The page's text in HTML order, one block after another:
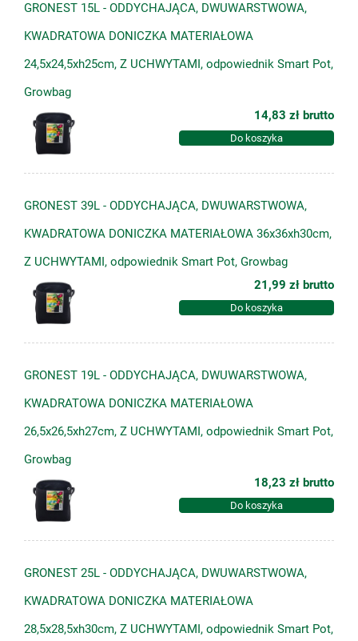
GRONEST 15L - ODDYCHAJĄCA, DWUWARSTWOWA,
KWADRATOWA DONICZKA MATERIAŁOWA
24,5x24,5xh25cm, Z UCHWYTAMI, odpowiednik Smart Pot,
Growbag
14,83 zł brutto
Do koszyka
GRONEST 39L - ODDYCHAJĄCA, DWUWARSTWOWA,
KWADRATOWA DONICZKA MATERIAŁOWA 36x36xh30cm,
Z UCHWYTAMI, odpowiednik Smart Pot, Growbag
21,99 zł brutto
Do koszyka
GRONEST 19L - ODDYCHAJĄCA, DWUWARSTWOWA,
KWADRATOWA DONICZKA MATERIAŁOWA
26,5x26,5xh27cm, Z UCHWYTAMI, odpowiednik Smart Pot,
Growbag
18,23 zł brutto
Do koszyka
GRONEST 25L - ODDYCHAJĄCA, DWUWARSTWOWA,
KWADRATOWA DONICZKA MATERIAŁOWA
28,5x28,5xh30cm, Z UCHWYTAMI, odpowiednik Smart Pot,